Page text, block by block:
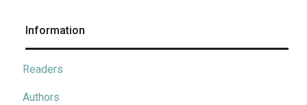
Information
Readers
Authors